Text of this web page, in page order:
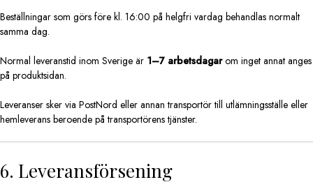
Beställningar som görs före kl. 16:00 på helgfri vardag behandlas normalt
samma dag.
Normal leveranstid inom Sverige är 1–7 arbetsdagarom inget annat anges
på produktsidan.
Leveranser sker via PostNord eller annan transportör till utlämningsställe eller
hemleverans beroende på transportörens tjänster.
6. Leveransförsening